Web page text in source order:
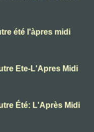
été l'àpres midi
Ete-L'Apres Midi
Été: L'Après Midi